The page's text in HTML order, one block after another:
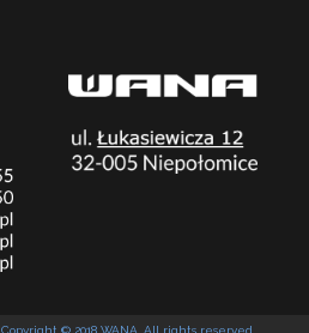
Copyright © 2018 WANA. All rights reserved.